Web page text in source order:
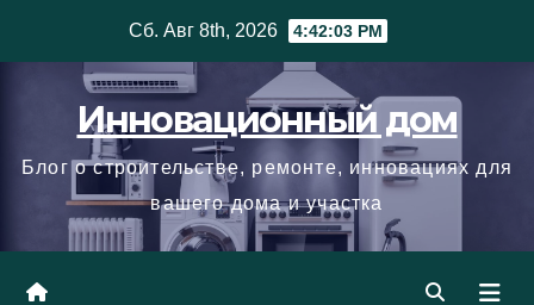
Сб. Авг 8th, 2026 4:42:04 PM
Инновационный дом
Блог о строительстве, ремонте, инновациях для
вашего дома и участка